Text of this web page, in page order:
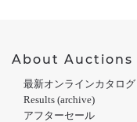
About Auctions
最新オンラインカタログ
Results (archive)
アフターセール